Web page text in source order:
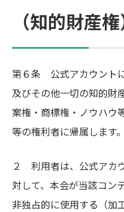
（知的財産権
第６条 公式アカウント
及びその他一切の知的財
案権・商標権・ノウハウ
等の権利者に帰属します。
２ 利用者は、公式アカ
対して、本会が当該コン
非独占的に使用する（加